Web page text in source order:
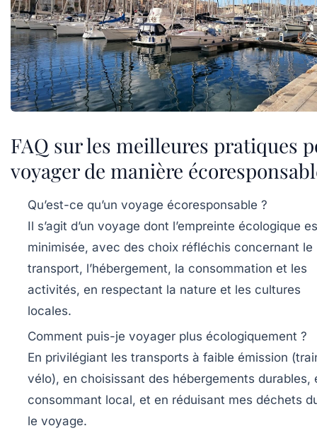
FAQ sur les meilleures pratiques
voyager de manière
Qu’est-ce qu’un voyage écoresponsable ?
Il s’agit d’un voyage dont l’empreinte écologique
minimisée, avec des choix réfléchis concernant le
transport, l’hébergement, la consommation et les
activités, en respectant la nature et les cultures
locales.
Comment puis-je voyager plus écologiquement ?
En privilégiant les transports à faible émission
vélo), en choisissant des hébergements durables,
consommant local, et en réduisant mes déchets
le voyage.